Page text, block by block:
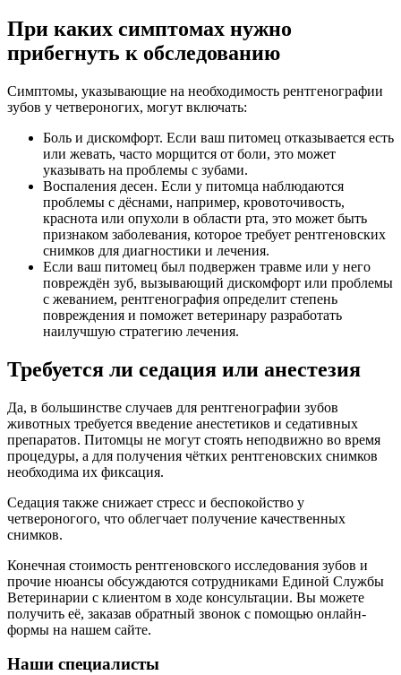
При каких симптомах нужно
прибегнуть к обследованию
Симптомы, указывающие на необходимость рентгенографии
зубов у четвероногих, могут включать:
Боль и дискомфорт. Если ваш питомец отказывается есть
или жевать, часто морщится от боли, это может
указывать на проблемы с зубами.
Воспаления десен. Если у питомца наблюдаются
проблемы с дёснами, например, кровоточивость,
краснота или опухоли в области рта, это может быть
признаком заболевания, которое требует рентгеновских
снимков для диагностики и лечения.
Если ваш питомец был подвержен травме или у него
повреждён зуб, вызывающий дискомфорт или проблемы
с жеванием, рентгенография определит степень
повреждения и поможет ветеринару разработать
наилучшую стратегию лечения.
Требуется ли седация или анестезия
Да, в большинстве случаев для рентгенографии зубов
животных требуется введение анестетиков и седативных
препаратов. Питомцы не могут стоять неподвижно во время
процедуры, а для получения чётких рентгеновских снимков
необходима их фиксация.
Седация также снижает стресс и беспокойство у
четвероногого, что облегчает получение качественных
снимков.
Конечная стоимость рентгеновского исследования зубов и
прочие нюансы обсуждаются сотрудниками Единой Службы
Ветеринарии с клиентом в ходе консультации. Вы можете
получить её, заказав обратный звонок с помощью онлайн-
формы на нашем сайте.
Наши специалисты